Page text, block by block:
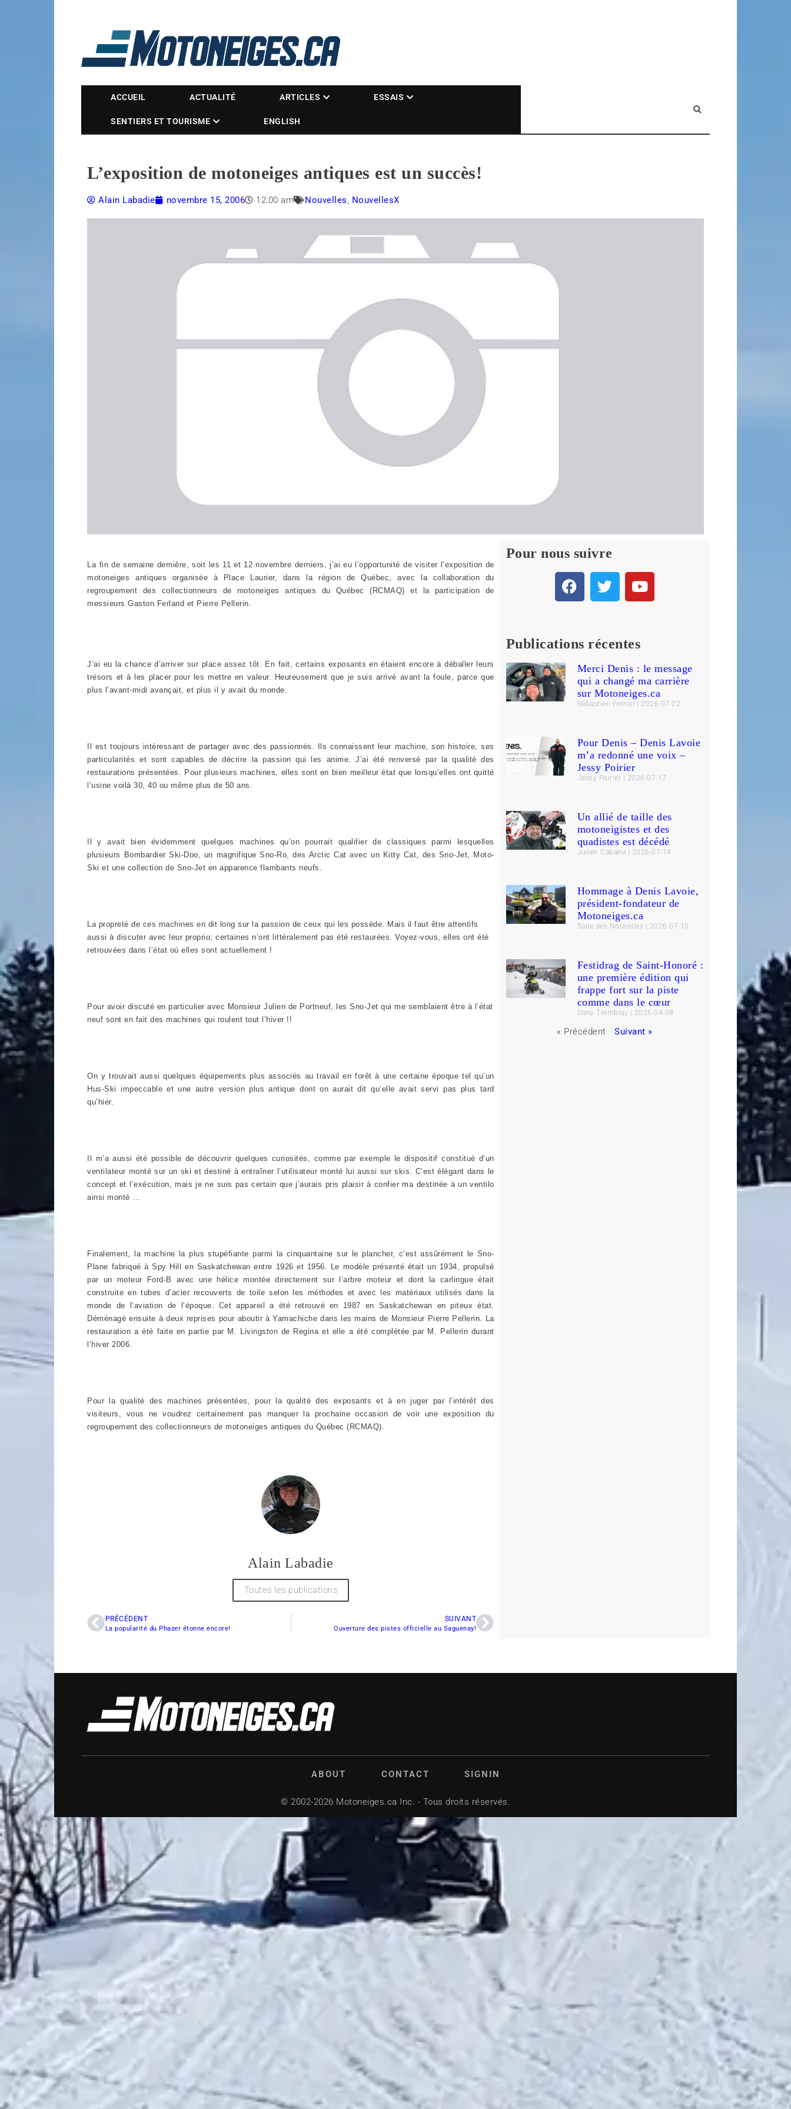
Magazine Motoneiges.ca
ACCUEIL ACTUALITÉ ARTICLES ESSAIS
SENTIERS ET TOURISME ENGLISH
L’exposition de motoneiges antiques est un succès!
Alain Labadie novembre 15, 2006 12:00 am Nouvelles, NouvellesX
La fin de semaine dernière, soit les 11 et 12 novembre derniers, j’ai eu l’opportunité de visiter l’exposition de
motoneiges antiques organisée à Place Laurier, dans la région de Québec, avec la collaboration du
regroupement des collectionneurs de motoneiges antiques du Québec (RCMAQ) et la participation de
messieurs Gaston Ferland et Pierre Pellerin.
J’ai eu la chance d’arriver sur place assez tôt. En fait, certains exposants en étaient encore à déballer leurs
trésors et à les placer pour les mettre en valeur. Heureusement que je suis arrivé avant la foule, parce que
plus l’avant-midi avançait, et plus il y avait du monde.
Il est toujours intéressant de partager avec des passionnés. Ils connaissent leur machine, son histoire, ses
particularités et sont capables de décrire la passion qui les anime. J’ai été renversé par la qualité des
restaurations présentées. Pour plusieurs machines, elles sont en bien meilleur état que lorsqu’elles ont quitté
l’usine voilà 30, 40 ou même plus de 50 ans.
Il y avait bien évidemment quelques machines qu’on pourrait qualifier de classiques parmi lesquelles
plusieurs Bombardier Ski-Doo, un magnifique Sno-Ro, des Arctic Cat avec un Kitty Cat, des Sno-Jet, Moto-
Ski et une collection de Sno-Jet en apparence flambants neufs.
La propreté de ces machines en dit long sur la passion de ceux qui les possède. Mais il faut être attentifs
aussi à discuter avec leur proprio; certaines n’ont littéralement pas été restaurées. Voyez-vous, elles ont été
retrouvées dans l’état où elles sont actuellement !
Pour avoir discuté en particulier avec Monsieur Julien de Portneuf, les Sno-Jet qui me semblaient être à l’état
neuf sont en fait des machines qui roulent tout l’hiver !!
On y trouvait aussi quelques équipements plus associés au travail en forêt à une certaine époque tel qu’un
Hus-Ski impeccable et une autre version plus antique dont on aurait dit qu’elle avait servi pas plus tard
qu’hier.
Il m’a aussi été possible de découvrir quelques curiosités, comme par exemple le dispositif constitué d’un
ventilateur monté sur un ski et destiné à entraîner l’utilisateur monté lui aussi sur skis. C’est élégant dans le
concept et l’exécution, mais je ne suis pas certain que j’aurais pris plaisir à confier ma destinée à un ventilo
ainsi monté …
Finalement, la machine la plus stupéfiante parmi la cinquantaine sur le plancher, c’est assûrément le Sno-
Plane fabriqué à Spy Hill en Saskatchewan entre 1926 et 1956. Le modèle présenté était un 1934, propulsé
par un moteur Ford-B avec une hélice montée directement sur l’arbre moteur et dont la carlingue était
construite en tubes d’acier recouverts de toile selon les méthodes et avec les matériaux utilisés dans la
monde de l’aviation de l’époque. Cet appareil a été retrouvé en 1987 en Saskatchewan en piteux état.
Déménagé ensuite à deux reprises pour aboutir à Yamachiche dans les mains de Monsieur Pierre Pellerin. La
restauration a été faite en partie par M. Livingston de Regina et elle a été complétée par M. Pellerin durant
l’hiver 2006.
Pour la qualité des machines présentées, pour la qualité des exposants et à en juger par l’intérêt des
visiteurs, vous ne voudrez certainement pas manquer la prochaine occasion de voir une exposition du
regroupement des collectionneurs de motoneiges antiques du Québec (RCMAQ).
Alain Labadie
Toutes les publications
PRÉCÉDENT
La popularité du Phazer étonne encore!
SUIVANT
Ouverture des pistes officielle au Saguenay!
Pour nous suivre
Publications récentes
Merci Denis : le message
qui a changé ma carrière
sur Motoneiges.ca
Sébastien Ferron 2026-07-22
Pour Denis – Denis Lavoie
m’a redonné une voix –
Jessy Poirier
Jessy Poirier 2026-07-17
Un allié de taille des
motoneigistes et des
quadistes est décédé
Julien Cabana 2026-07-14
Hommage à Denis Lavoie,
président-fondateur de
Motoneiges.ca
Salle des Nouvelles 2026-07-10
Festidrag de Saint-Honoré :
une première édition qui
frappe fort sur la piste
comme dans le cœur
Dany Tremblay 2026-04-08
« Précédent Suivant »
ABOUT CONTACT SIGNIN
© 2002-2026 Motoneiges.ca Inc. - Tous droits réservés.